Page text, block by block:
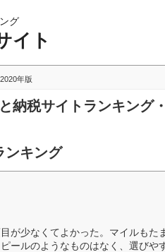
グ
イト
2020年版
納税サイトランキング
ンキング
が少なくてよかった。マイルもた
ールのようなものはなく、選びや